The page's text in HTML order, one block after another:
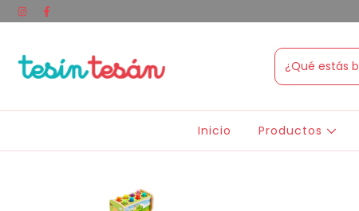
Inicio Productos